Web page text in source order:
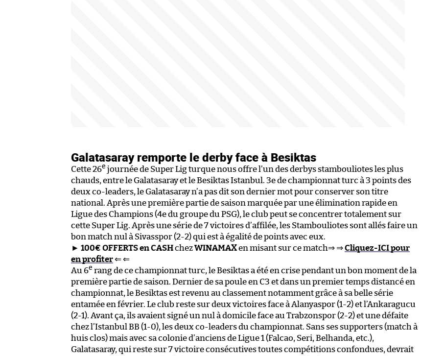
Galatasaray remporte le derby face à Besiktas
Cette 26e journée de Super Lig turque nous offre l’un des derbys stambouliotes les plus
chauds, entre le Galatasaray et le Besiktas Istanbul. 3e de championnat turc à 3 points des
deux co-leaders, le Galatasaray n’a pas dit son dernier mot pour conserver son titre
national. Après une première partie de saison marquée par une élimination rapide en
Ligue des Champions (4e du groupe du PSG), le club peut se concentrer totalement sur
cette Super Lig. Après une série de 7 victoires d’affilée, les Stambouliotes sont allés faire un
bon match nul à Sivasspor (2-2) qui est à égalité de points avec eux.
► 100€ OFFERTS en CASHchezWINAMAXen misant sur ce match⇒ ⇒Cliquez-ICI pour
en profiter⇐ ⇐
Au 6e rang de ce championnat turc, le Besiktas a été en crise pendant un bon moment de la
première partie de saison. Dernier de sa poule en C3 et dans un premier temps distancé en
championnat, le Besiktas est revenu au classement notamment grâce à sa belle série
entamée en février. Le club reste sur deux victoires face à Alanyaspor (1-2) et l’Ankaragucu
(2-1). Avant ça, ils avaient signé un nul à domicile face au Trabzonspor (2-2) et une défaite
chez l’Istanbul BB (1-0), les deux co-leaders du championnat. Sans ses supporters (match à
huis clos) mais avec sa colonie d’anciens de Ligue 1 (Falcao, Seri, Belhanda, etc.),
Galatasaray, qui reste sur 7 victoire consécutives toutes compétitions confondues, devrait